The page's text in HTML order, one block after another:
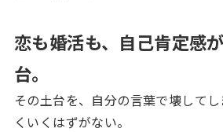
恋も婚活も、自己肯定感
台。
その土台を、自分の言葉で壊して
くいくはずがない。